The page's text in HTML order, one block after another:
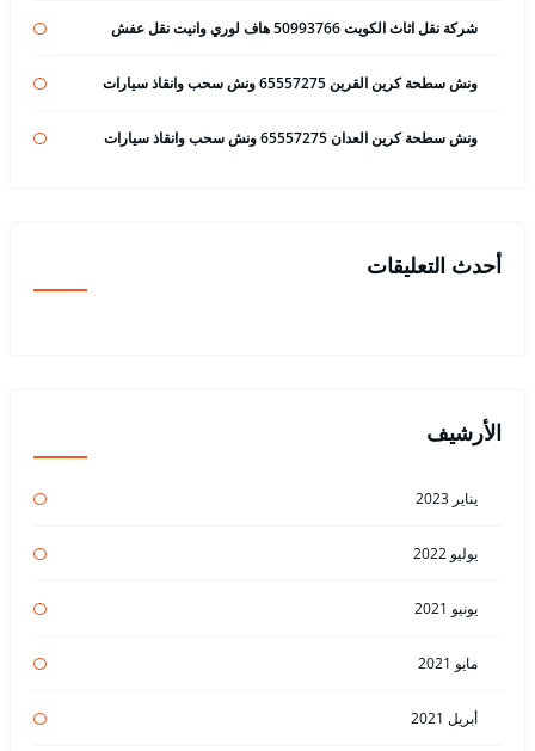
شركة نقل اثاث الكويت 50993766 هاف لوري وانيت نقل عفش
ونش سطحة كرين القرين 65557275 ونش سحب وانقاذ سيارات
ونش سطحة كرين العدان 65557275 ونش سحب وانقاذ سيارات
أحدث التعليقات
الأرشيف
يناير 2023
يوليو 2022
يونيو 2021
مايو 2021
أبريل 2021